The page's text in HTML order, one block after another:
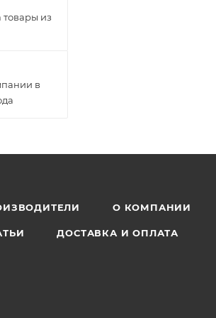
из
в
О КОМПАНИИ
ДОСТАВКА И ОПЛАТА